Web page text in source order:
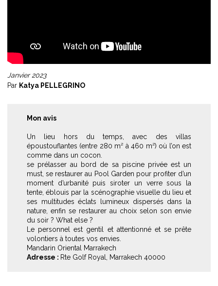
Janvier 2023
Par Katya PELLEGRINO
Mon avis
Un lieu hors du temps, avec des villas
époustouflantes (entre 280 m² à 460 m²) où l’on est
comme dans un cocon.
se prélasser au bord de sa piscine privée est un
must, se restaurer au Pool Garden pour profiter d’un
moment d’urbanité puis siroter un verre sous la
tente, éblouis par la scénographie visuelle du lieu et
ses multitudes éclats lumineux dispersés dans la
nature, enfin se restaurer au choix selon son envie
du soir ? What else ?
Le personnel est gentil et attentionné et se prête
volontiers à toutes vos envies.
Mandarin Oriental Marrakech
Adresse : Rte Golf Royal, Marrakech 40000